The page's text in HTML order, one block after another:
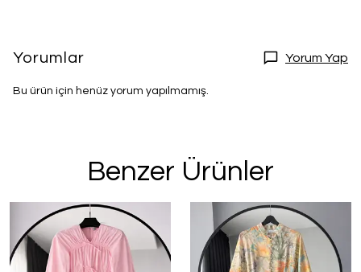
Yorumlar Yorum Yap
Bu ürün için henüz yorum yapılmamış.
Benzer Ürünler